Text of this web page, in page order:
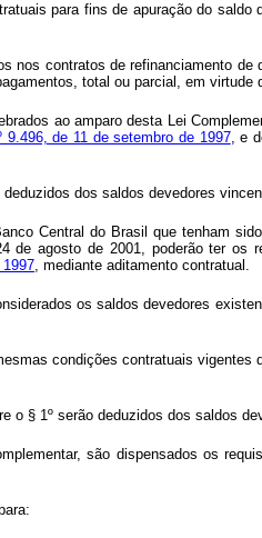
para fins de apuração do
nos contratos de refinanciamento de
total ou parcial, em virtude
ao amparo desta Lei
9.496, de 11 de setembro de 1997, e
dos saldos devedores
Central do Brasil que tenham
de agosto de 2001, poderão ter
1997, mediante aditamento contratual.
os saldos devedores
condições contratuais vigentes
§ 1º serão deduzidos dos saldos
são dispensados os